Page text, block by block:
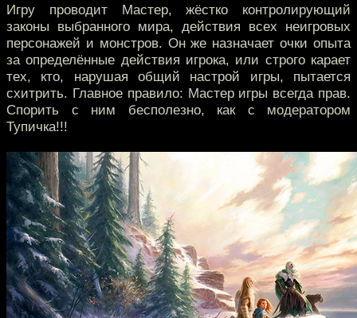
Игру проводит Мастер, жёстко контролирующий
законы выбранного мира, действия всех неигровых
персонажей и монстров. Он же назначает очки опыта
за определённые действия игрока, или строго карает
тех, кто, нарушая общий настрой игры, пытается
схитрить. Главное правило: Мастер игры всегда прав.
Спорить с ним бесполезно, как с модератором
Тупичка!!!